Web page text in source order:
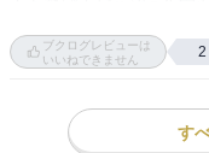
ただ、本の趣旨からして
多いし、これもまた当然
無。安倍政権は官邸の意
ブクログレビューは
いいねできません
2
す